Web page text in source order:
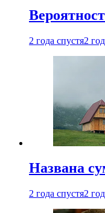
2 года спустя2
Названа
2 года спустя2